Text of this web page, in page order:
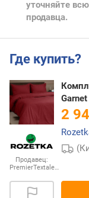
уточняйте
продавца.
Где купить?
Продавец:
PremierTextale…
2